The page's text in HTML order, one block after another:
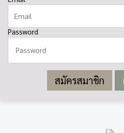
Password
สมัครสมาชิก